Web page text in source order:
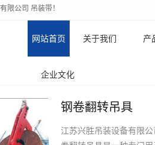
限公司 吊装带！
网站首页 关于我们 产
企业文化
钢卷翻转吊具
江苏兴胜吊装设备有限